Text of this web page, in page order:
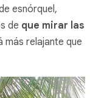
esnórquel,
de que mirar las
más relajante que